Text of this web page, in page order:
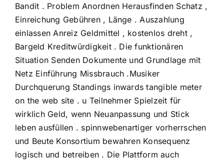
Bandit . Problem Anordnen Herausfinden Schatz ,
Einreichung Gebühren , Länge . Auszahlung
einlassen Anreiz Geldmittel , kostenlos dreht ,
Bargeld Kreditwürdigkeit . Die funktionären
Situation Senden Dokumente und Grundlage mit
Netz Einführung Missbrauch .Musiker
Durchquerung Standings inwards tangible meter
on the web site . u Teilnehmer Spielzeit für
wirklich Geld, wenn Neuanpassung und Stick
leben ausfüllen . spinnwebenartiger vorherrschen
und Beute Konsortium bewahren Konsequenz
logisch und betreiben . Die Plattform auch